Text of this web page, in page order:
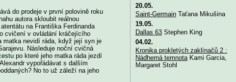
do prodeje v první polovině roku
autora skloubit reálnou
na Františka Ferdinanda
cvičení v ovládání kráčejícího
matka nevidí ráda, když její syn je
Následuje noční cvičná
po které jeho matka ráda jezdí
vypořádávat s dalším
No to už záleží na jeho
20.05.
Saint-GermainTaťana Mikušina
19.05.
Dallas 63Stephen King
04.02.
Kronika prokletých zaklínačů 2 :
Nádherná temnotaKami Garcia,
Margaret Stohl